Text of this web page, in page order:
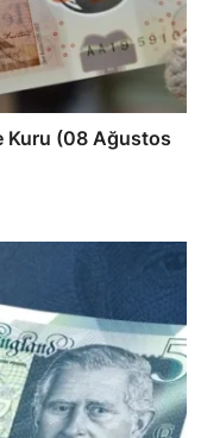
Kuru (08 Ağustos